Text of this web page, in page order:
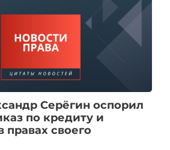
Серёгин оспорил
по кредиту и
правах своего